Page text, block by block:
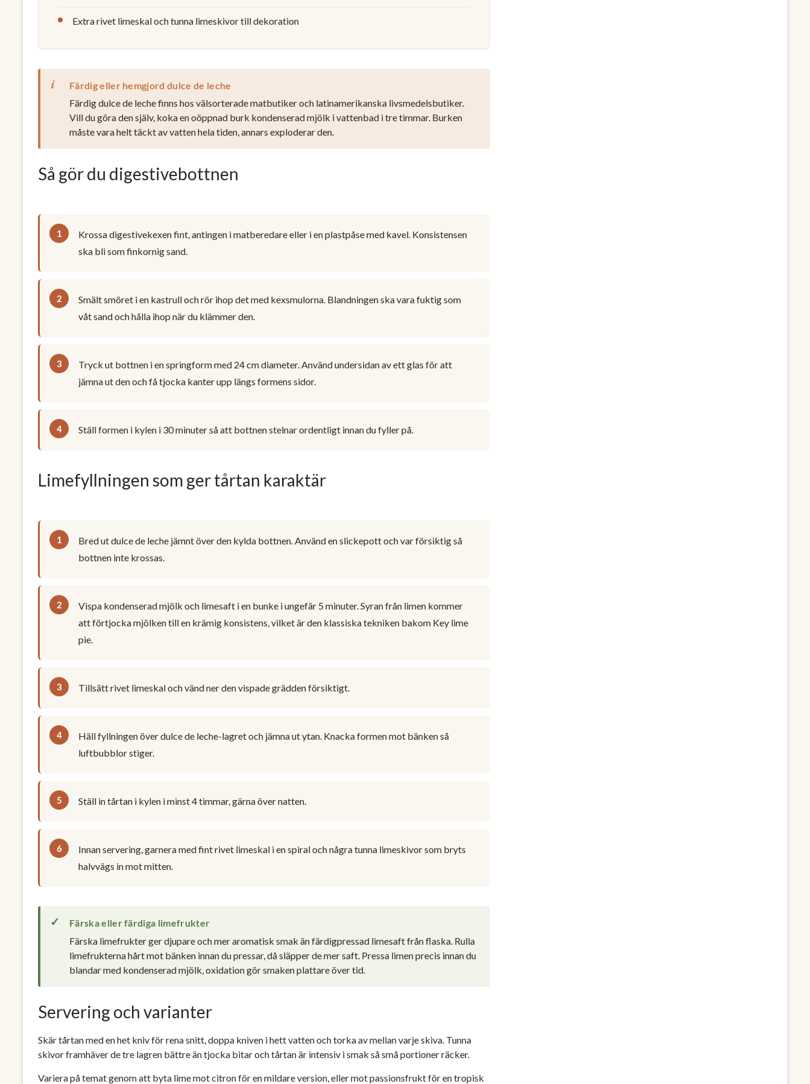
Extra rivet limeskal och tunna limeskivor till dekoration
Färdig eller hemgjord dulce de leche
Färdig dulce de leche finns hos välsorterade matbutiker och latinamerikanska livsmedelsbutiker.
Vill du göra den själv, koka en oöppnad burk kondenserad mjölk i vattenbad i tre timmar. Burken
måste vara helt täckt av vatten hela tiden, annars exploderar den.
Så gör du digestivebottnen
Krossa digestivekexen fint, antingen i matberedare eller i en plastpåse med kavel. Konsistensen
ska bli som finkornig sand.
Smält smöret i en kastrull och rör ihop det med kexsmulorna. Blandningen ska vara fuktig som
våt sand och hålla ihop när du klämmer den.
Tryck ut bottnen i en springform med 24 cm diameter. Använd undersidan av ett glas för att
jämna ut den och få tjocka kanter upp längs formens sidor.
Ställ formen i kylen i 30 minuter så att bottnen stelnar ordentligt innan du fyller på.
Limefyllningen som ger tårtan karaktär
Bred ut dulce de leche jämnt över den kylda bottnen. Använd en slickepott och var försiktig så
bottnen inte krossas.
Vispa kondenserad mjölk och limesaft i en bunke i ungefär 5 minuter. Syran från limen kommer
att förtjocka mjölken till en krämig konsistens, vilket är den klassiska tekniken bakom Key lime
pie.
Tillsätt rivet limeskal och vänd ner den vispade grädden försiktigt.
Häll fyllningen över dulce de leche-lagret och jämna ut ytan. Knacka formen mot bänken så
luftbubblor stiger.
Ställ in tårtan i kylen i minst 4 timmar, gärna över natten.
Innan servering, garnera med fint rivet limeskal i en spiral och några tunna limeskivor som bryts
halvvägs in mot mitten.
Färska eller färdiga limefrukter
Färska limefrukter ger djupare och mer aromatisk smak än färdigpressad limesaft från flaska. Rulla
limefrukterna hårt mot bänken innan du pressar, då släpper de mer saft. Pressa limen precis innan du
blandar med kondenserad mjölk, oxidation gör smaken plattare över tid.
Servering och varianter
Skär tårtan med en het kniv för rena snitt, doppa kniven i hett vatten och torka av mellan varje skiva. Tunna
skivor framhäver de tre lagren bättre än tjocka bitar och tårtan är intensiv i smak så små portioner räcker.
Variera på temat genom att byta lime mot citron för en mildare version, eller mot passionsfrukt för en tropisk